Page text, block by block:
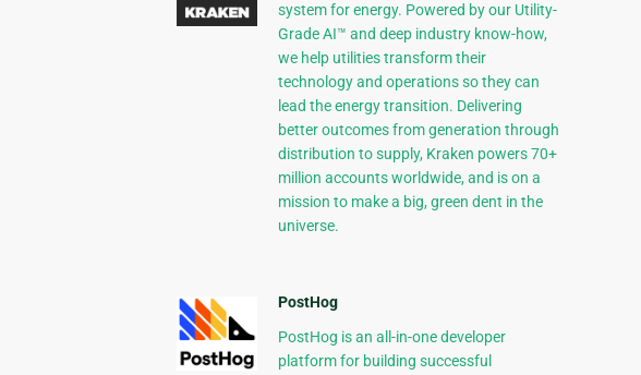
system for energy. Powered by our Utility-
Grade AI™ and deep industry know-how,
we help utilities transform their
technology and operations so they can
lead the energy transition. Delivering
better outcomes from generation through
distribution to supply, Kraken powers 70+
million accounts worldwide, and is on a
mission to make a big, green dent in the
universe.
PostHog
PostHog is an all-in-one developer
platform for building successful